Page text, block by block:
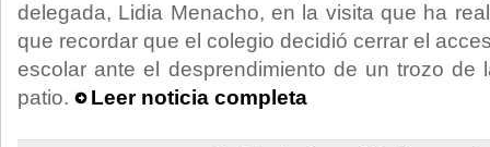
delegada, Lidia Menacho, en la visita que ha
que recordar que el colegio decidió cerrar el
escolar ante el desprendimiento de un trozo de
patio.
Leer noticia completa